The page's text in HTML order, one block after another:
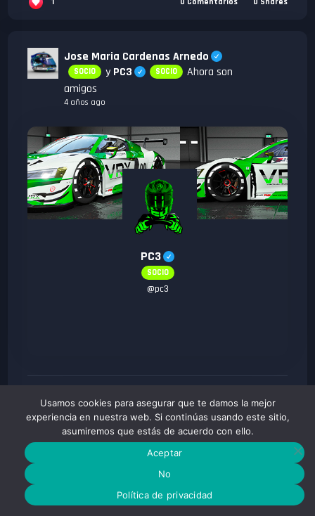
Jose Maria Cardenas Arnedo
SOCIO y PC3 SOCIO
Ahora son
amigos
4 años ago
PC3
SOCIO
@pc3
Usamos cookies para asegurar que te damos la mejor
experiencia en nuestra web. Si continúas usando este sitio,
asumiremos que estás de acuerdo con ello.
Aceptar
No
Política de privacidad